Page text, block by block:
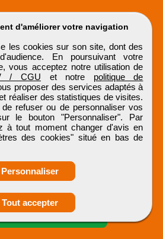
Obtenir ses
d'améliorer votre navigation
les cookies sur son site, dont des
En poursuivant votre
vous acceptez notre utilisation de
/ CGU et notre politique de
proposer des services adaptés à
réaliser des statistiques de visites.
refuser ou de personnaliser vos
le bouton "Personnaliser". Par
à tout moment changer d'avis en
des cookies" situé en bas de
Personnaliser
Tout accepter
réservés © 1999 - 2026